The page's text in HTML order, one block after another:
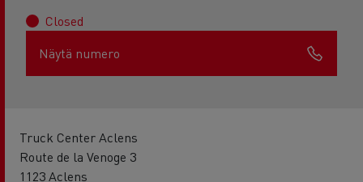
Closed
Näytä numero
Truck Center Aclens
Route de la Venoge 3
1123 Aclens